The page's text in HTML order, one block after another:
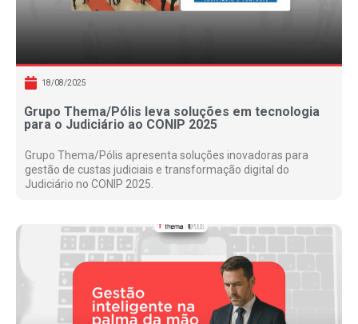
18/08/2025
Grupo Thema/Pólis leva soluções em tecnologia
para o Judiciário ao CONIP 2025
Grupo Thema/Pólis apresenta soluções inovadoras para
gestão de custas judiciais e transformação digital do
Judiciário no CONIP 2025.